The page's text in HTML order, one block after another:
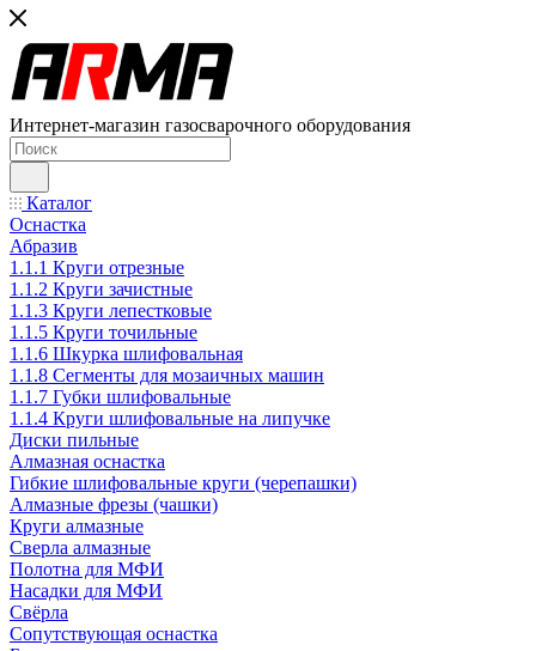
Интернет-магазин газосварочного оборудования
Каталог
Оснастка
Абразив
1.1.1 Круги отрезные
1.1.2 Круги зачистные
1.1.3 Круги лепестковые
1.1.5 Круги точильные
1.1.6 Шкурка шлифовальная
1.1.8 Сегменты для мозаичных машин
1.1.7 Губки шлифовальные
1.1.4 Круги шлифовальные на липучке
Диски пильные
Алмазная оснастка
Гибкие шлифовальные круги (черепашки)
Алмазные фрезы (чашки)
Круги алмазные
Сверла алмазные
Полотна для МФИ
Насадки для МФИ
Свёрла
Сопутствующая оснастка